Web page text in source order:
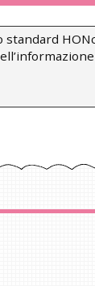
standard